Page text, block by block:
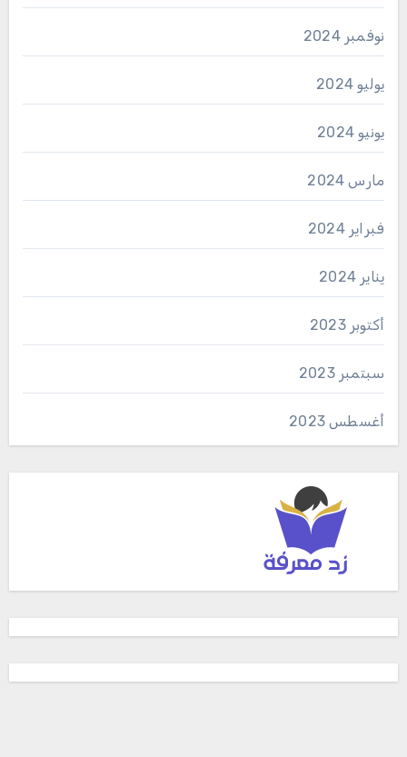
نوفمبر 2024
يوليو 2024
يونيو 2024
مارس 2024
فبراير 2024
يناير 2024
أكتوبر 2023
سبتمبر 2023
أغسطس 2023